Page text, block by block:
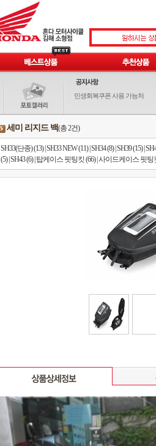
민생회복쿠폰 사용 가능처
세미 리지드 백(총 2건)
SH33(단종) (13)| SH33 NEW (11)| SH34 (8)| SH39 (15)|
(5)| SH43 (6)| 탑케이스 핏팅킷 (66)| 사이드케이스 핏팅